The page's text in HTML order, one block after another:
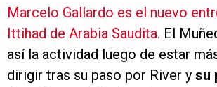
Marcelo Gallardo es el nuevo
Ittihad de Arabia Saudita. El
así la actividad luego de estar
dirigir tras su paso por River y su